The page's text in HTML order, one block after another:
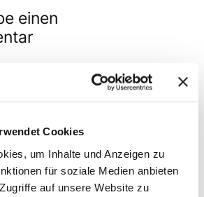
Cookies
um Inhalte und Anzeigen zu
für soziale Medien anbieten
auf unsere Website zu
einen
Erforderliche Felder
markiert
*